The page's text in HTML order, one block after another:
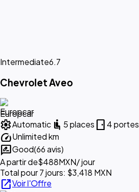
Intermediate6.7
Chevrolet Aveo
Europcar
settingsAutomatic airline_seat_recline_normal 5 places sensor_door 4 portes
speedUnlimited km
rate_reviewGood(66 avis)
A partir de$488MXN/ jour
Total pour 7 jours: $3,418 MXN
open_in_newVoir l'Offre